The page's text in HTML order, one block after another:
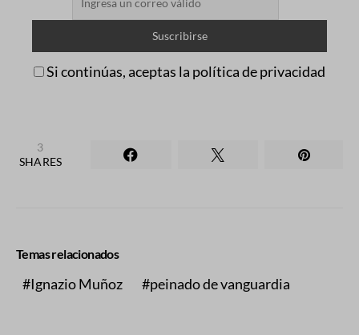
Si continúas, aceptas la política de privacidad
3
SHARES
Temas relacionados
Ignazio Muñoz peinado de vanguardia